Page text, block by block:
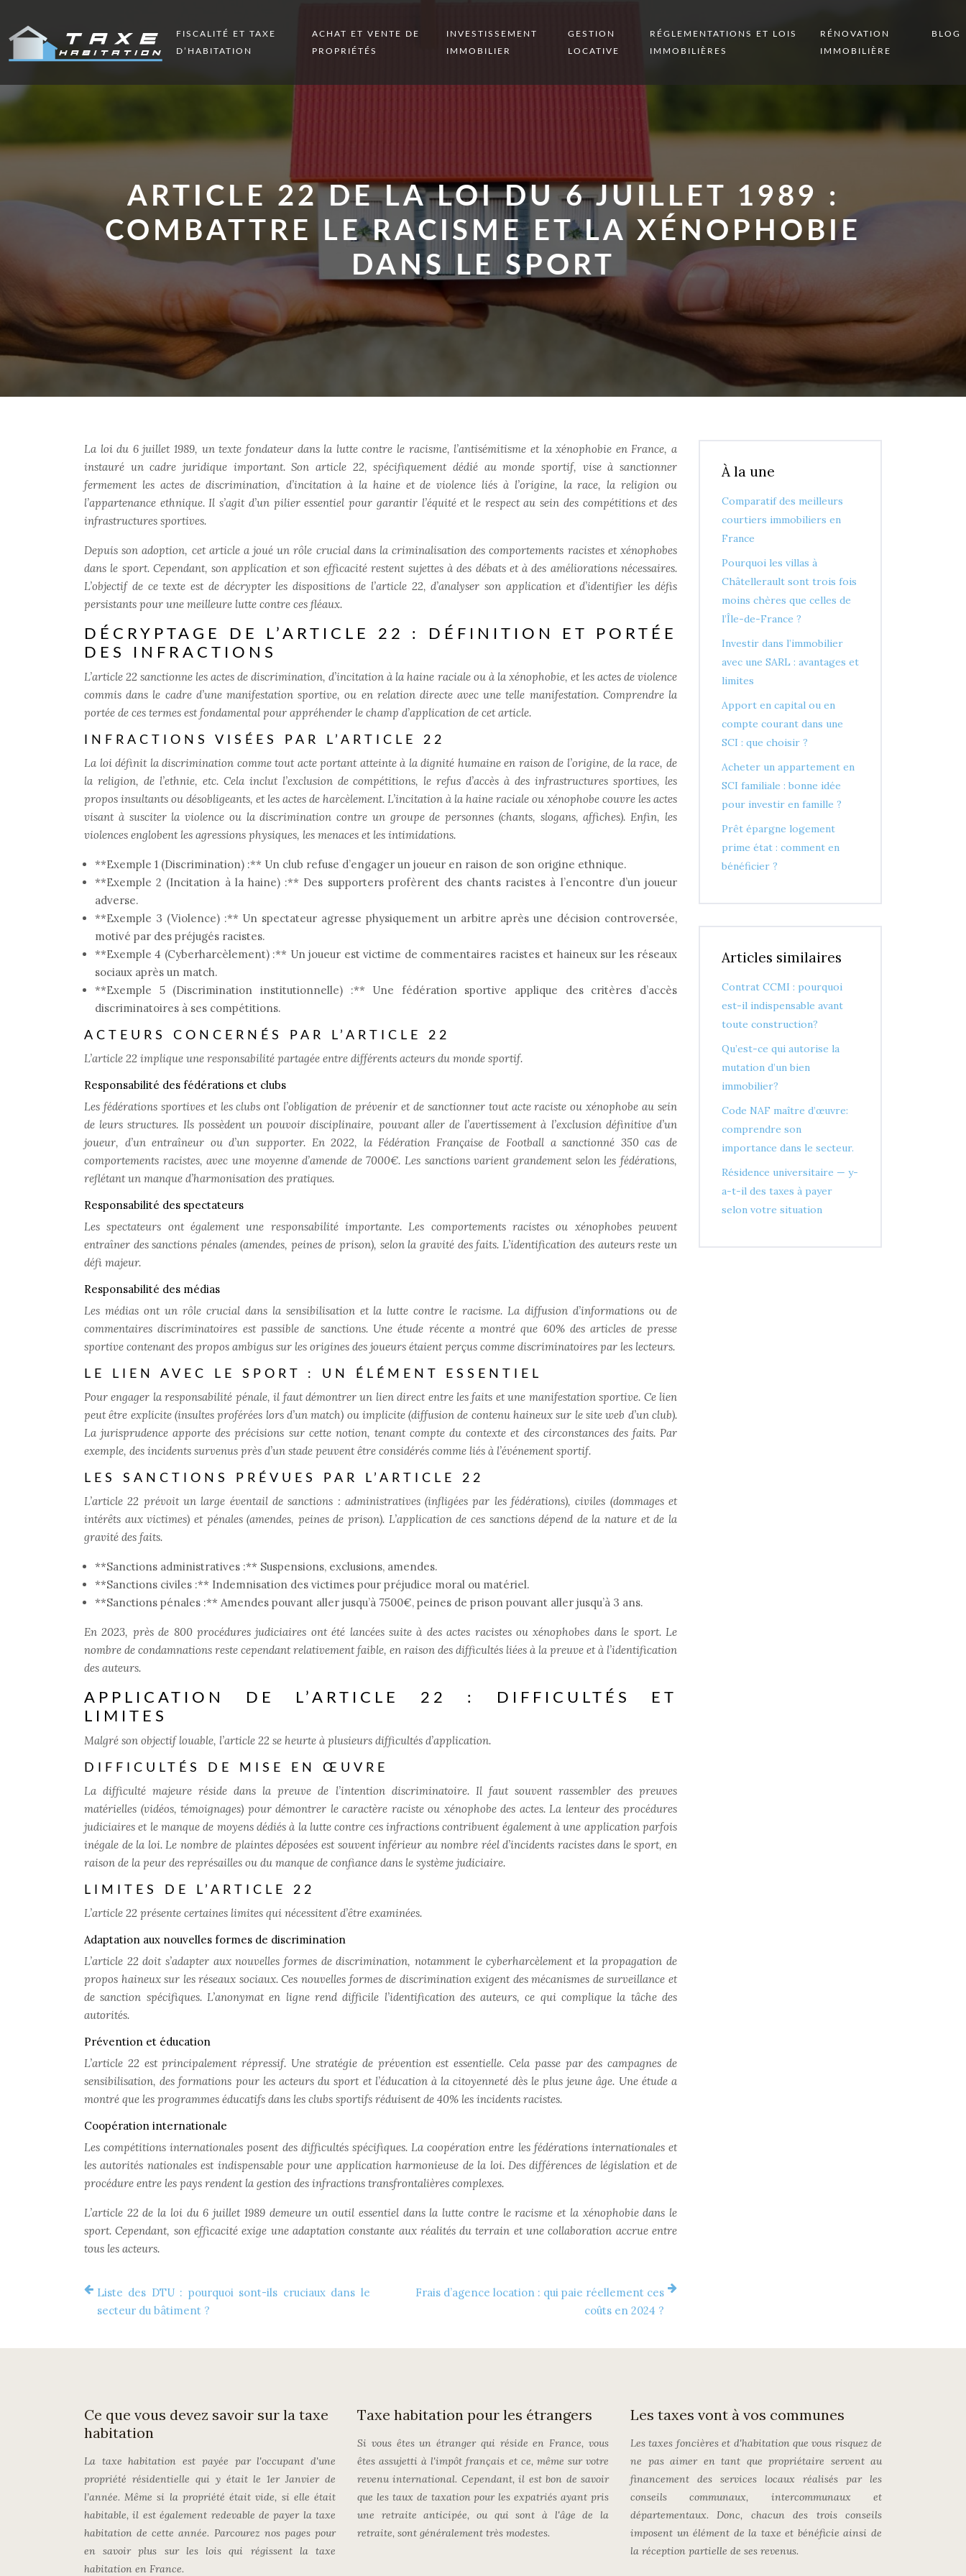
FISCALITÉ ET TAXE
D’HABITATION
ACHAT ET VENTE DE
PROPRIÉTÉS
INVESTISSEMENT
IMMOBILIER
GESTION
LOCATIVE
RÉGLEMENTATIONS ET LOIS
IMMOBILIÈRES
RÉNOVATION
IMMOBILIÈRE
BLOG
ARTICLE 22 DE LA LOI DU 6 JUILLET 1989 :
COMBATTRE LE RACISME ET LA XÉNOPHOBIE
DANS LE SPORT
La loi du 6 juillet 1989, un texte fondateur dans la lutte contre le racisme, l’antisémitisme et la xénophobie en France, a
instauré un cadre juridique important. Son article 22, spécifiquement dédié au monde sportif, vise à sanctionner
fermement les actes de discrimination, d’incitation à la haine et de violence liés à l’origine, la race, la religion ou
l’appartenance ethnique. Il s’agit d’un pilier essentiel pour garantir l’équité et le respect au sein des compétitions et des
infrastructures sportives.
Depuis son adoption, cet article a joué un rôle crucial dans la criminalisation des comportements racistes et xénophobes
dans le sport. Cependant, son application et son efficacité restent sujettes à des débats et à des améliorations nécessaires.
L’objectif de ce texte est de décrypter les dispositions de l’article 22, d’analyser son application et d’identifier les défis
persistants pour une meilleure lutte contre ces fléaux.
DÉCRYPTAGE DE L’ARTICLE 22 : DÉFINITION ET PORTÉE
DES INFRACTIONS
L’article 22 sanctionne les actes de discrimination, d’incitation à la haine raciale ou à la xénophobie, et les actes de violence
commis dans le cadre d’une manifestation sportive, ou en relation directe avec une telle manifestation. Comprendre la
portée de ces termes est fondamental pour appréhender le champ d’application de cet article.
INFRACTIONS VISÉES PAR L’ARTICLE 22
La loi définit la discrimination comme tout acte portant atteinte à la dignité humaine en raison de l’origine, de la race, de
la religion, de l’ethnie, etc. Cela inclut l’exclusion de compétitions, le refus d’accès à des infrastructures sportives, les
propos insultants ou désobligeants, et les actes de harcèlement. L’incitation à la haine raciale ou xénophobe couvre les actes
visant à susciter la violence ou la discrimination contre un groupe de personnes (chants, slogans, affiches). Enfin, les
violences englobent les agressions physiques, les menaces et les intimidations.
**Exemple 1 (Discrimination) :** Un club refuse d’engager un joueur en raison de son origine ethnique.
**Exemple 2 (Incitation à la haine) :** Des supporters profèrent des chants racistes à l’encontre d’un joueur
adverse.
**Exemple 3 (Violence) :** Un spectateur agresse physiquement un arbitre après une décision controversée,
motivé par des préjugés racistes.
**Exemple 4 (Cyberharcèlement) :** Un joueur est victime de commentaires racistes et haineux sur les réseaux
sociaux après un match.
**Exemple 5 (Discrimination institutionnelle) :** Une fédération sportive applique des critères d’accès
discriminatoires à ses compétitions.
ACTEURS CONCERNÉS PAR L’ARTICLE 22
L’article 22 implique une responsabilité partagée entre différents acteurs du monde sportif.
Responsabilité des fédérations et clubs
Les fédérations sportives et les clubs ont l’obligation de prévenir et de sanctionner tout acte raciste ou xénophobe au sein
de leurs structures. Ils possèdent un pouvoir disciplinaire, pouvant aller de l’avertissement à l’exclusion définitive d’un
joueur, d’un entraîneur ou d’un supporter. En 2022, la Fédération Française de Football a sanctionné 350 cas de
comportements racistes, avec une moyenne d’amende de 7000€. Les sanctions varient grandement selon les fédérations,
reflétant un manque d’harmonisation des pratiques.
Responsabilité des spectateurs
Les spectateurs ont également une responsabilité importante. Les comportements racistes ou xénophobes peuvent
entraîner des sanctions pénales (amendes, peines de prison), selon la gravité des faits. L’identification des auteurs reste un
défi majeur.
Responsabilité des médias
Les médias ont un rôle crucial dans la sensibilisation et la lutte contre le racisme. La diffusion d’informations ou de
commentaires discriminatoires est passible de sanctions. Une étude récente a montré que 60% des articles de presse
sportive contenant des propos ambigus sur les origines des joueurs étaient perçus comme discriminatoires par les lecteurs.
LE LIEN AVEC LE SPORT : UN ÉLÉMENT ESSENTIEL
Pour engager la responsabilité pénale, il faut démontrer un lien direct entre les faits et une manifestation sportive. Ce lien
peut être explicite (insultes proférées lors d’un match) ou implicite (diffusion de contenu haineux sur le site web d’un club).
La jurisprudence apporte des précisions sur cette notion, tenant compte du contexte et des circonstances des faits. Par
exemple, des incidents survenus près d’un stade peuvent être considérés comme liés à l’événement sportif.
LES SANCTIONS PRÉVUES PAR L’ARTICLE 22
L’article 22 prévoit un large éventail de sanctions : administratives (infligées par les fédérations), civiles (dommages et
intérêts aux victimes) et pénales (amendes, peines de prison). L’application de ces sanctions dépend de la nature et de la
gravité des faits.
**Sanctions administratives :** Suspensions, exclusions, amendes.
**Sanctions civiles :** Indemnisation des victimes pour préjudice moral ou matériel.
**Sanctions pénales :** Amendes pouvant aller jusqu’à 7500€, peines de prison pouvant aller jusqu’à 3 ans.
En 2023, près de 800 procédures judiciaires ont été lancées suite à des actes racistes ou xénophobes dans le sport. Le
nombre de condamnations reste cependant relativement faible, en raison des difficultés liées à la preuve et à l’identification
des auteurs.
APPLICATION DE L’ARTICLE 22 : DIFFICULTÉS ET
LIMITES
Malgré son objectif louable, l’article 22 se heurte à plusieurs difficultés d’application.
DIFFICULTÉS DE MISE EN ŒUVRE
La difficulté majeure réside dans la preuve de l’intention discriminatoire. Il faut souvent rassembler des preuves
matérielles (vidéos, témoignages) pour démontrer le caractère raciste ou xénophobe des actes. La lenteur des procédures
judiciaires et le manque de moyens dédiés à la lutte contre ces infractions contribuent également à une application parfois
inégale de la loi. Le nombre de plaintes déposées est souvent inférieur au nombre réel d’incidents racistes dans le sport, en
raison de la peur des représailles ou du manque de confiance dans le système judiciaire.
LIMITES DE L’ARTICLE 22
L’article 22 présente certaines limites qui nécessitent d’être examinées.
Adaptation aux nouvelles formes de discrimination
L’article 22 doit s’adapter aux nouvelles formes de discrimination, notamment le cyberharcèlement et la propagation de
propos haineux sur les réseaux sociaux. Ces nouvelles formes de discrimination exigent des mécanismes de surveillance et
de sanction spécifiques. L’anonymat en ligne rend difficile l’identification des auteurs, ce qui complique la tâche des
autorités.
Prévention et éducation
L’article 22 est principalement répressif. Une stratégie de prévention est essentielle. Cela passe par des campagnes de
sensibilisation, des formations pour les acteurs du sport et l’éducation à la citoyenneté dès le plus jeune âge. Une étude a
montré que les programmes éducatifs dans les clubs sportifs réduisent de 40% les incidents racistes.
Coopération internationale
Les compétitions internationales posent des difficultés spécifiques. La coopération entre les fédérations internationales et
les autorités nationales est indispensable pour une application harmonieuse de la loi. Des différences de législation et de
procédure entre les pays rendent la gestion des infractions transfrontalières complexes.
L’article 22 de la loi du 6 juillet 1989 demeure un outil essentiel dans la lutte contre le racisme et la xénophobie dans le
sport. Cependant, son efficacité exige une adaptation constante aux réalités du terrain et une collaboration accrue entre
tous les acteurs.
Liste des DTU : pourquoi sont-ils cruciaux dans le
secteur du bâtiment ?
Frais d’agence location : qui paie réellement ces
coûts en 2024 ?
À la une
Comparatif des meilleurs
courtiers immobiliers en
France
Pourquoi les villas à
Châtellerault sont trois fois
moins chères que celles de
l’Île-de-France ?
Investir dans l’immobilier
avec une SARL : avantages et
limites
Apport en capital ou en
compte courant dans une
SCI : que choisir ?
Acheter un appartement en
SCI familiale : bonne idée
pour investir en famille ?
Prêt épargne logement
prime état : comment en
bénéficier ?
Articles similaires
Contrat CCMI : pourquoi
est-il indispensable avant
toute construction?
Qu’est-ce qui autorise la
mutation d’un bien
immobilier?
Code NAF maître d’œuvre:
comprendre son
importance dans le secteur.
Résidence universitaire — y-
a-t-il des taxes à payer
selon votre situation
Ce que vous devez savoir sur la taxe
habitation
La taxe habitation est payée par l'occupant d'une
propriété résidentielle qui y était le 1er Janvier de
l’année. Même si la propriété était vide, si elle était
habitable, il est également redevable de payer la taxe
habitation de cette année. Parcourez nos pages pour
en savoir plus sur les lois qui régissent la taxe
habitation en France.
Taxe habitation pour les étrangers
Si vous êtes un étranger qui réside en France, vous
êtes assujetti à l'impôt français et ce, même sur votre
revenu international. Cependant, il est bon de savoir
que les taux de taxation pour les expatriés ayant pris
une retraite anticipée, ou qui sont à l'âge de la
retraite, sont généralement très modestes.
Les taxes vont à vos communes
Les taxes foncières et d'habitation que vous risquez de
ne pas aimer en tant que propriétaire servent au
financement des services locaux réalisés par les
conseils communaux, intercommunaux et
départementaux. Donc, chacun des trois conseils
imposent un élément de la taxe et bénéficie ainsi de
la réception partielle de ses revenus.